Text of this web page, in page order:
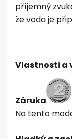
příjemný
že voda je
Vlastnosti a
Záruka
Na tento